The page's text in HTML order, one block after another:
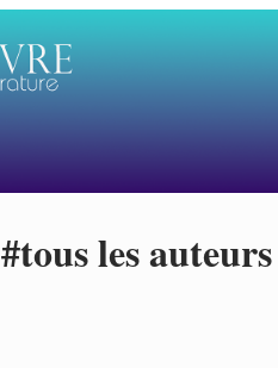
#tous les auteurs